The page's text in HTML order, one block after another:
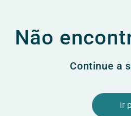
Não
Continue a
Ir